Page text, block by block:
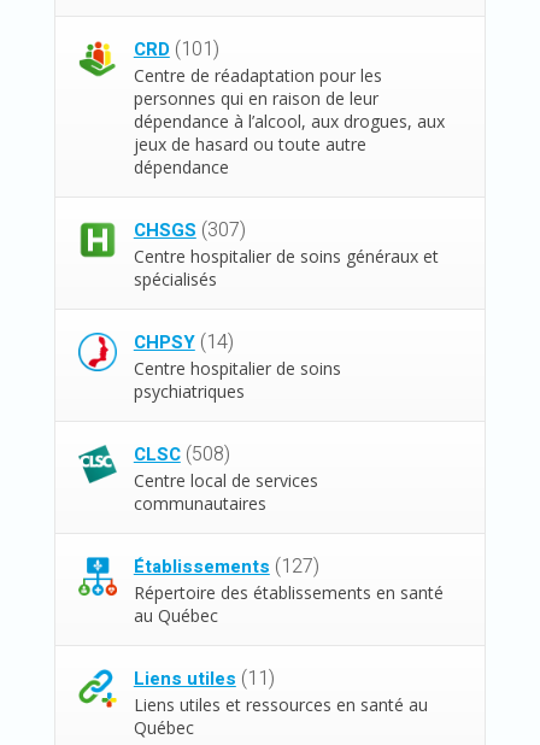
CRD (101)
Centre de réadaptation pour les
personnes qui en raison de leur
dépendance à l’alcool, aux drogues, aux
jeux de hasard ou toute autre
dépendance
CHSGS (307)
Centre hospitalier de soins généraux et
spécialisés
CHPSY (14)
Centre hospitalier de soins
psychiatriques
CLSC (508)
Centre local de services
communautaires
Établissements (127)
Répertoire des établissements en santé
au Québec
Liens utiles (11)
Liens utiles et ressources en santé au
Québec